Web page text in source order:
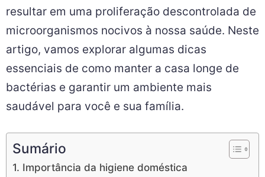
resultar em uma proliferação descontrolada de
microorganismos nocivos à nossa saúde. Neste
artigo, vamos explorar algumas dicas
essenciais de como manter a casa longe de
bactérias e garantir um ambiente mais
saudável para você e sua família.
Sumário
1. Importância da higiene doméstica